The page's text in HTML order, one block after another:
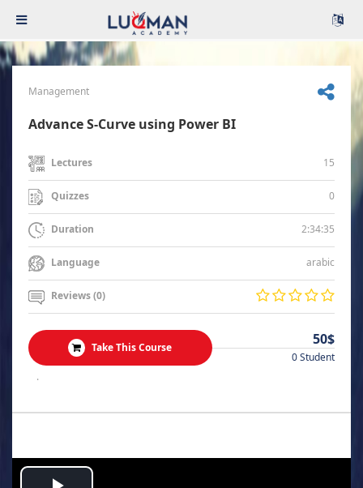
Management
Advance S-Curve using Power BI
Lectures 15
Quizzes 0
Duration 2:34:35
Language arabic
Reviews (0)
Take This Course 50$
0 Student
.